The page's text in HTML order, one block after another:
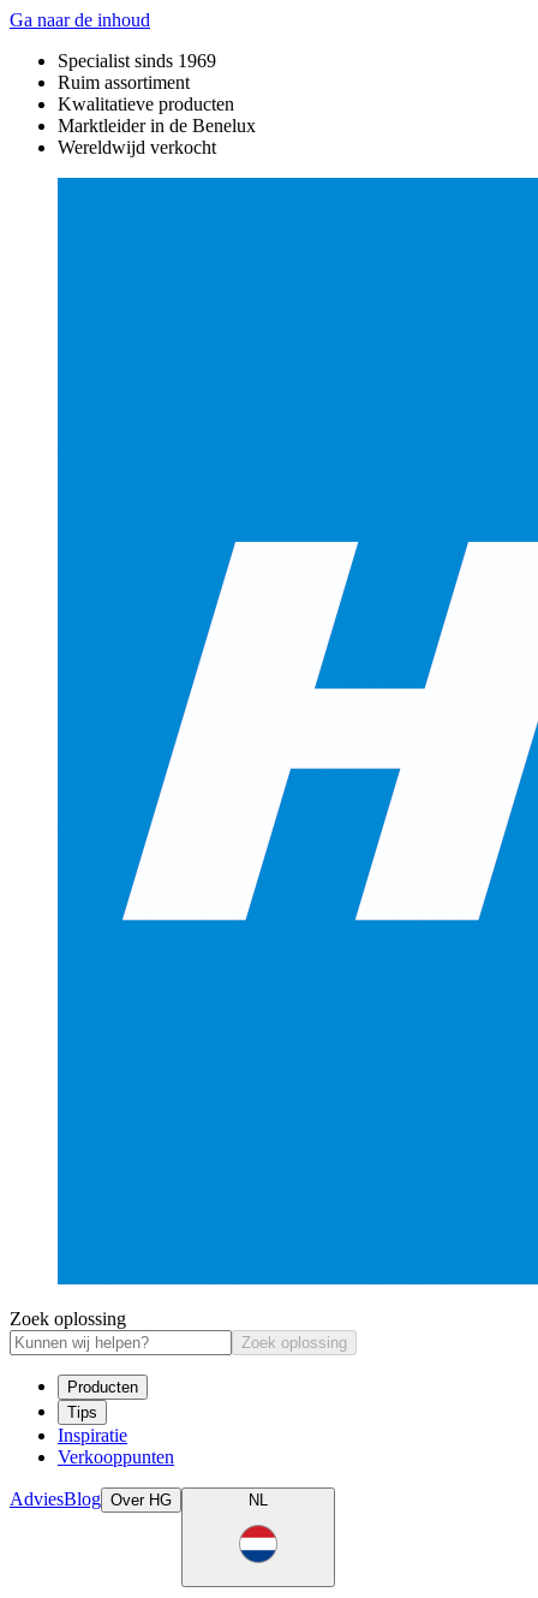
Ga naar de inhoud
Specialist sinds 1969
Ruim assortiment
Kwalitatieve producten
Marktleider in de Benelux
Wereldwijd verkocht
Zoek oplossing
Zoek oplossing
Producten
Tips
Inspiratie
Verkooppunten
AdviesBlog Over HG NL